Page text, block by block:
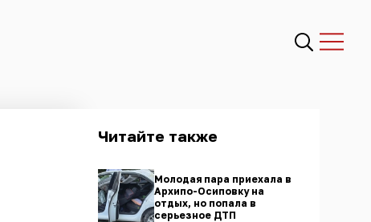
Читайте также
Молодая пара приехала в
Архипо-Осиповку на
отдых, но попала в
серьезное ДТП